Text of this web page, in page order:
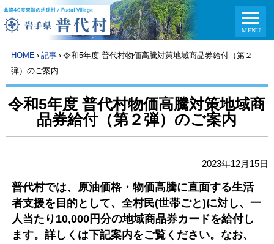
HOME › 記事 › 令和5年度 普代村物価高騰対策地域商品券給付（第２
弾）のご案内
令和5年度 普代村物価高騰対策地域商
品券給付（第２弾）のご案内
2023年12月15日
普代村では、原油価格・物価高騰に直面する生活
者支援を目的として、全村民(世帯ごと)に対し、一
人当たり10,000円分の地域商品券カードを給付し
ます。詳しくは下記案内をご覧ください。なお、